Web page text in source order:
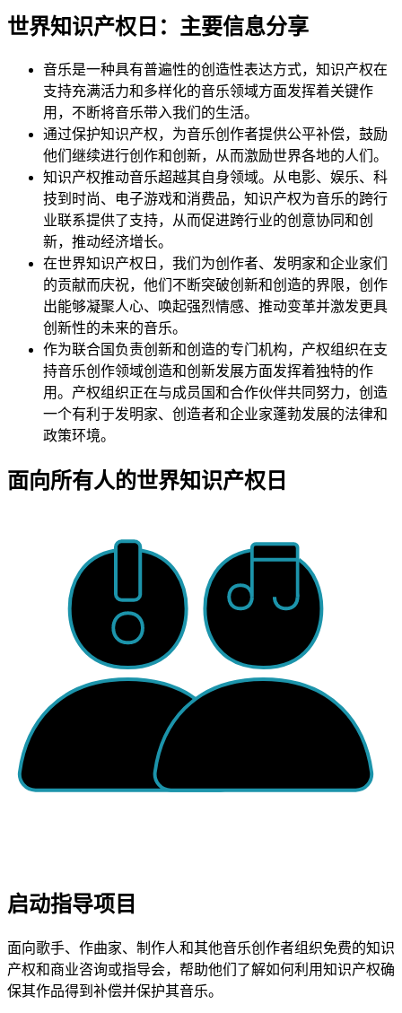
世界知识产权日：主要信息分享
音乐是一种具有普遍性的创造性表达方式，知识产权在
支持充满活力和多样化的音乐领域方面发挥着关键作
用，不断将音乐带入我们的生活。
通过保护知识产权，为音乐创作者提供公平补偿，鼓励
他们继续进行创作和创新，从而激励世界各地的人们。
知识产权推动音乐超越其自身领域。从电影、娱乐、科
技到时尚、电子游戏和消费品，知识产权为音乐的跨行
业联系提供了支持，从而促进跨行业的创意协同和创
新，推动经济增长。
在世界知识产权日，我们为创作者、发明家和企业家们
的贡献而庆祝，他们不断突破创新和创造的界限，创作
出能够凝聚人心、唤起强烈情感、推动变革并激发更具
创新性的未来的音乐。
作为联合国负责创新和创造的专门机构，产权组织在支
持音乐创作领域创造和创新发展方面发挥着独特的作
用。产权组织正在与成员国和合作伙伴共同努力，创造
一个有利于发明家、创造者和企业家蓬勃发展的法律和
政策环境。
面向所有人的世界知识产权日
启动指导项目
面向歌手、作曲家、制作人和其他音乐创作者组织免费的知识
产权和商业咨询或指导会，帮助他们了解如何利用知识产权确
保其作品得到补偿并保护其音乐。